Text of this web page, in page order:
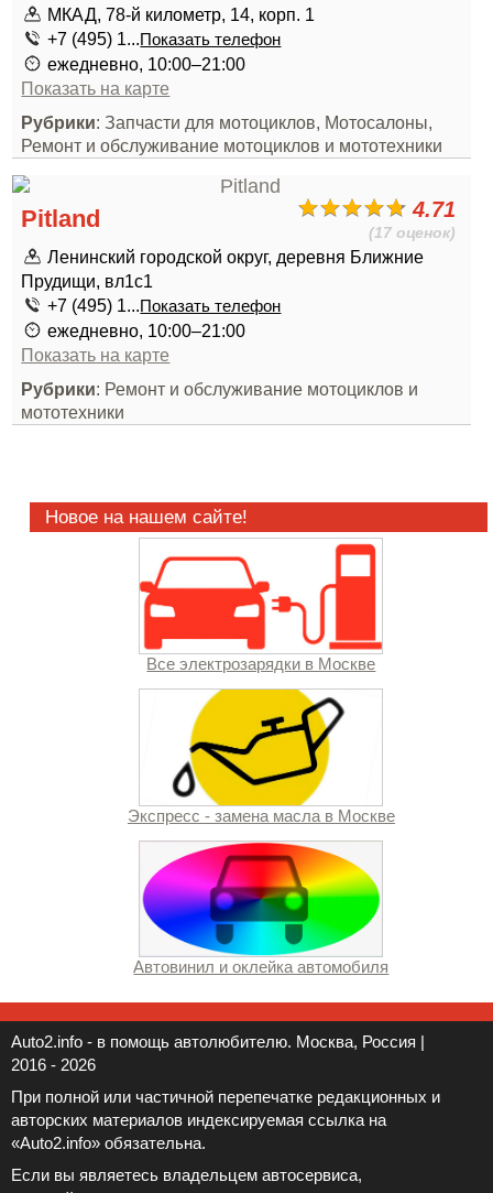
МКАД, 78-й километр, 14, корп. 1
+7 (495) 1...Показать телефон
ежедневно, 10:00–21:00
Показать на карте
Рубрики: Запчасти для мотоциклов, Мотосалоны,
Ремонт и обслуживание мотоциклов и мототехники
4.71
(17 оценок)
Pitland
Ленинский городской округ, деревня Ближние
Прудищи, вл1с1
+7 (495) 1...Показать телефон
ежедневно, 10:00–21:00
Показать на карте
Рубрики: Ремонт и обслуживание мотоциклов и
мототехники
Новое на нашем сайте!
Все электрозарядки в Москве
Экспресс - замена масла в Москве
Автовинил и оклейка автомобиля
Auto2.info - в помощь автолюбителю. Москва, Россия |
2016 - 2026
При полной или частичной перепечатке редакционных и
авторских материалов индексируемая ссылка на
«Auto2.info» обязательна.
Если вы являетесь владельцем автосервиса,